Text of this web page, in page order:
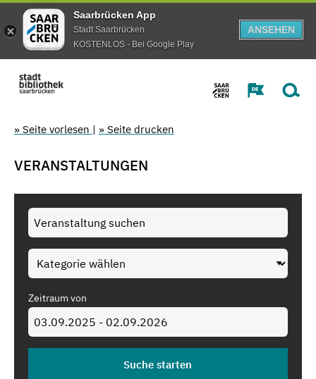
Saarbrücken App
Stadt Saarbrücken
KOSTENLOS - Bei Google Play
ANSEHEN
» Seite vorlesen | » Seite drucken
VERANSTALTUNGEN
Zeitraum von